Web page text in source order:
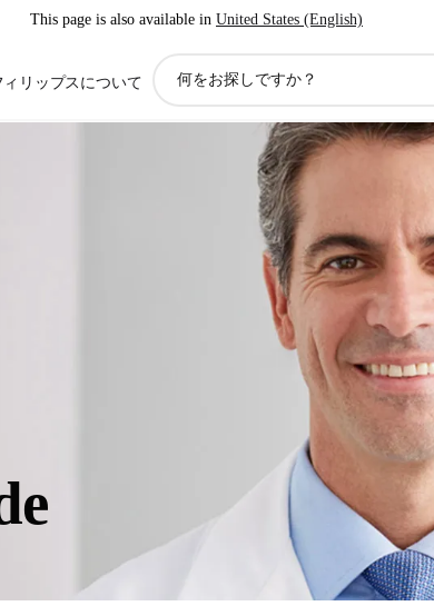
This page is also available in United States (English)
ィリップスについて